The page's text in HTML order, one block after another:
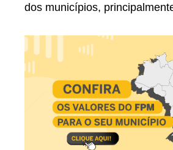
dos municípios,